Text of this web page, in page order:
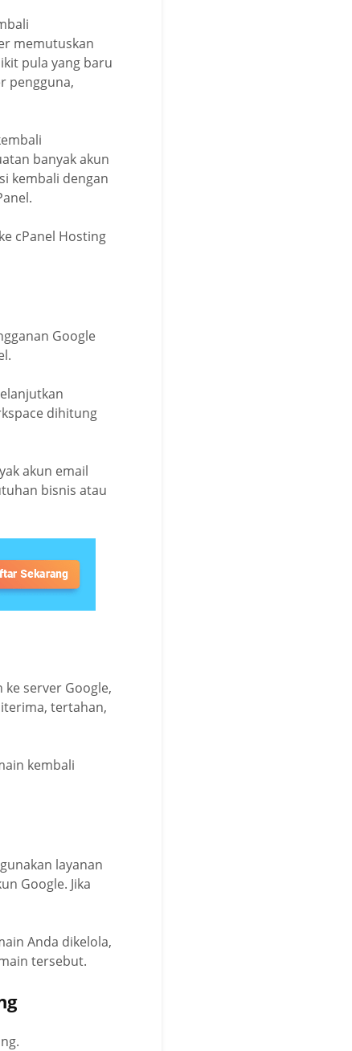
memutuskan
pula yang baru
pengguna,
banyak akun
kembali dengan
cPanel Hosting
Google
dihitung
akun email
bisnis atau
ke server Google,
tertahan,
kembali
layanan
Google. Jika
Anda dikelola,
tersebut.